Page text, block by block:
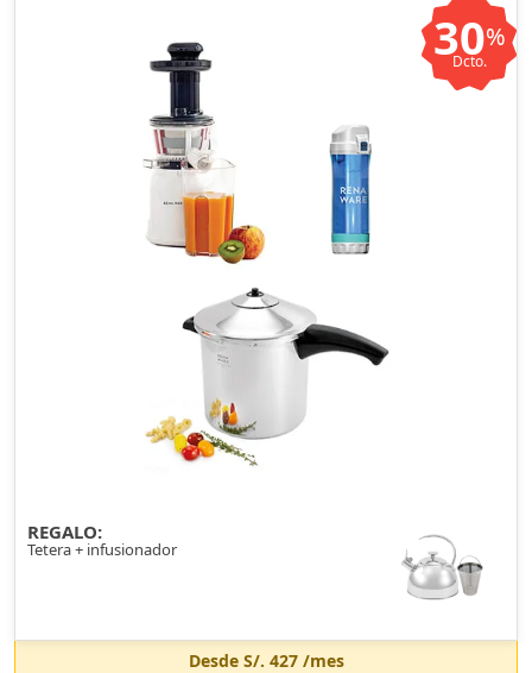
30%
Dcto.
REGALO:
Tetera + infusionador
Desde S/. 427/mes